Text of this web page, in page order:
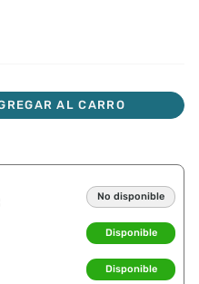
AL CARRO
No disponible
Disponible
Disponible